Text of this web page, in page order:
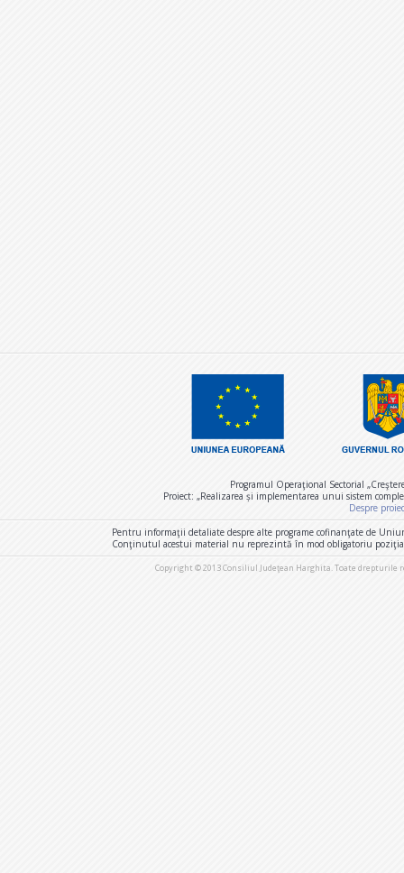
Programul Operaţional Sectorial
Proiect: „Realizarea și implementarea unui sistem
Despre
Pentru informaţii detaliate despre alte programe cofinanţate de
Conţinutul acestui material nu reprezintă în mod obligatoriu
Copyright © 2013 Consiliul Judeţean Harghita. Toate drepturile